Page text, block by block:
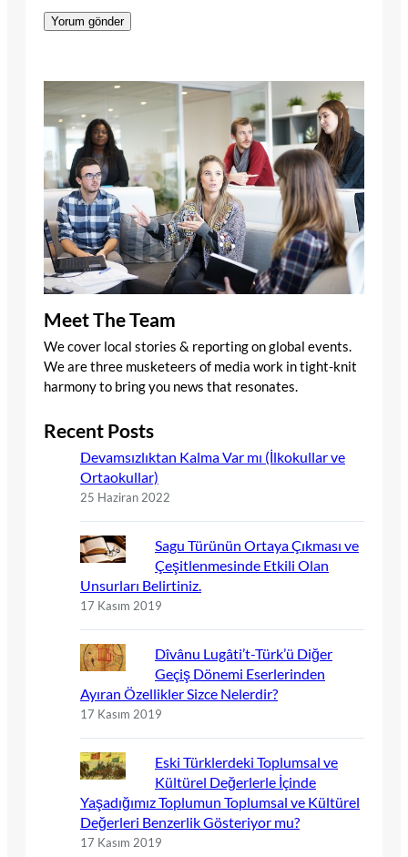
Meet The Team
We cover local stories & reporting on global events.
We are three musketeers of media work in tight-knit
harmony to bring you news that resonates.
Recent Posts
Devamsızlıktan Kalma Var mı (İlkokullar ve
Ortaokullar)
25 Haziran 2022
Sagu Türünün Ortaya Çıkması ve
Çeşitlenmesinde Etkili Olan
Unsurları Belirtiniz.
17 Kasım 2019
Dîvânu Lugâti’t-Türk’ü Diğer
Geçiş Dönemi Eserlerinden
Ayıran Özellikler Sizce Nelerdir?
17 Kasım 2019
Eski Türklerdeki Toplumsal ve
Kültürel Değerlerle İçinde
Yaşadığımız Toplumun Toplumsal ve Kültürel
Değerleri Benzerlik Gösteriyor mu?
17 Kasım 2019